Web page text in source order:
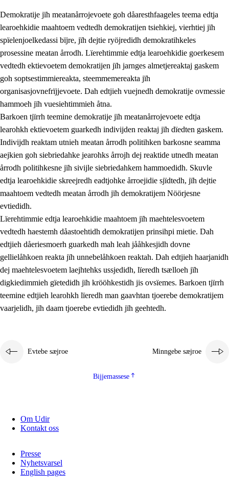
2. Lïeremen, evtiedimmien jïh skearkagimmien prinsihph
2.1 Sosijaale lïereme jïh evtiedimmie
2.2 Maahtoe faagine
2.3 Vihkeles tjiehpiesvoeth
2.4 Lïeredh lïeredh
Dåaresthfaageles teemah
2.5 Dåaresthfaageles teemah
2.5.1 Almetjehealsoe jïh jieledehaalveme
2.5.2 Demokratije jïh meatanårrojevoete
2.5.3 Monnehke evtiedimmie
Demokratije jïh meatanårrojevoete goh dåaresthfaageles teema edtja
learoehkidie maahtoem vedtedh demokratijen tsiehkiej, vierhtiej jïh
spïelenjoelkedassi bïjre, jïh dejtie ryöjredidh demokratihkeles
prosessine meatan årrodh. Lïerehtimmie edtja learoehkidie goerkesem
vedtedh ektievoetem demokratijen jïh jarnges almetjereaktaj gaskem
goh soptsestimmiereakta, steemmemereakta jïh
organisasjovnefrïjjevoete. Dah edtjieh vuejnedh demokratije ovmessie
hammoeh jïh vuesiehtimmieh åtna.
Barkoen tjïrrh teemine demokratije jïh meatanårrojevoete edtja
learohkh ektievoetem guarkedh indivijden reaktaj jïh dïedten gaskem.
Indivijdh reaktam utnieh meatan årrodh politihken barkosne seamma
aejkien goh siebriedahke jearohks årrojh dej reaktide utnedh meatan
årrodh politihkesne jïh sivijle siebriedahkem hammoedidh. Skuvle
edtja learoehkidie skreejredh eadtjohke årroejidie sjïdtedh, jïh dejtie
maahtoem vedtedh meatan årrodh jïh demokratijem Nöörjesne
evtiedidh.
Lïerehtimmie edtja learoehkidie maahtoem jïh maehtelesvoetem
vedtedh haestemh dåastoehtidh demokratijen prinsihpi mietie. Dah
edtjieh dåeriesmoerh guarkedh mah leah jååhkesjidh dovne
gellielåhkoen reakta jïh unnebelåhkoen reaktah. Dah edtjieh haarjanidh
dej maehtelesvoetem laejhtehks ussjedidh, lïeredh tsælloeh jïh
digkiedimmieh gïetedidh jïh krööhkestidh jis ovsïemes. Barkoen tjïrrh
teemine edtjieh learohkh lïeredh man gaavhtan tjoerebe demokratijem
vaarjelidh, jïh daam tjoerebe evtiedidh jïh geehtedh.
Evtebe sæjroe Minngebe sæjroe
Bijjemassese
Om Udir
Kontakt oss
Presse
Nyhetsvarsel
English pages